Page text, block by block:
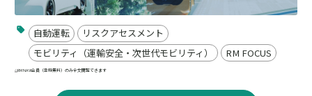
自動運転
リスクアセスメント
モビリティ（運輸安全・次世代モビリティ）
RM FOCUS
RM NAVI会員（登録無料）のみ全文閲覧できます